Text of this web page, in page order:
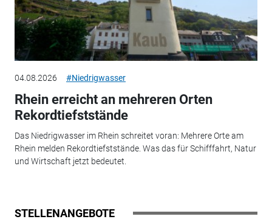
04.08.2026 #Niedrigwasser
Rhein erreicht an mehreren Orten
Rekordtiefststände
Das Niedrigwasser im Rhein schreitet voran: Mehrere Orte am
Rhein melden Rekordtiefststände. Was das für Schifffahrt, Natur
und Wirtschaft jetzt bedeutet.
STELLENANGEBOTE